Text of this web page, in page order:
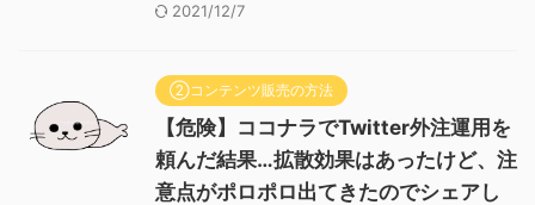
2021/12/7
②コンテンツ販売の方法
【危険】ココナラでTwitter外注運用を
頼んだ結果…拡散効果はあったけど、注
意点がポロポロ出てきたのでシェアし